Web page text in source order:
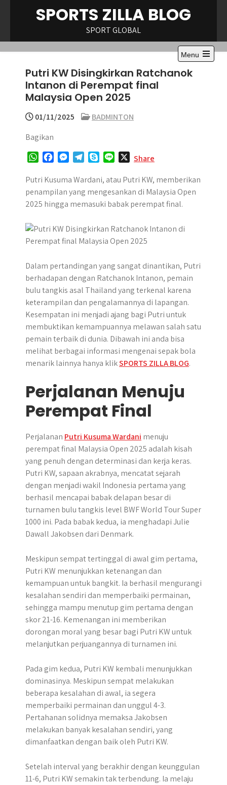
SPORTS ZILLA BLOG
SPORT GLOBAL
Menu
Open
Putri KW Disingkirkan Ratchanok
Intanon di Perempat final
Malaysia Open 2025
01/11/2025
BADMINTON
Bagikan
W
a
t
s
p
c
e
b
o
k
s
s
e
g
e
r
l
e
g
a
m
y
p
e
n
e
Share
Putri Kusuma Wardani, atau Putri KW, memberikan
penampilan yang mengesankan di Malaysia Open
2025 hingga memasuki babak perempat final.
Dalam pertandingan yang sangat dinantikan, Putri
berhadapan dengan Ratchanok Intanon, pemain
bulu tangkis asal Thailand yang terkenal karena
keterampilan dan pengalamannya di lapangan.
Kesempatan ini menjadi ajang bagi Putri untuk
membuktikan kemampuannya melawan salah satu
pemain terbaik di dunia. Dibawah ini anda bisa
melihat berbagai informasi mengenai sepak bola
menarik lainnya hanya klikSPORTS ZILLA BLOG.
Perjalanan Menuju
Perempat Final
Perjalanan Putri Kusuma Wardani menuju
perempat final Malaysia Open 2025 adalah kisah
yang penuh dengan determinasi dan kerja keras.
Putri KW, sapaan akrabnya, mencatat sejarah
dengan menjadi wakil Indonesia pertama yang
berhasil mencapai babak delapan besar di
turnamen bulu tangkis level BWF World Tour Super
1000 ini. Pada babak kedua, ia menghadapi Julie
Dawall Jakobsen dari Denmark.
Meskipun sempat tertinggal di awal gim pertama,
Putri KW menunjukkan ketenangan dan
kemampuan untuk bangkit. Ia berhasil mengurangi
kesalahan sendiri dan memperbaiki permainan,
sehingga mampu menutup gim pertama dengan
skor 21-16. Kemenangan ini memberikan
dorongan moral yang besar bagi Putri KW untuk
melanjutkan perjuangannya di turnamen ini.
Pada gim kedua, Putri KW kembali menunjukkan
dominasinya. Meskipun sempat melakukan
beberapa kesalahan di awal, ia segera
memperbaiki permainan dan unggul 4-3.
Pertahanan solidnya memaksa Jakobsen
melakukan banyak kesalahan sendiri, yang
dimanfaatkan dengan baik oleh Putri KW.
Setelah interval yang berakhir dengan keunggulan
11-6, Putri KW semakin tak terbendung. Ia melaju